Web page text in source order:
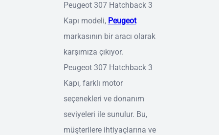
Peugeot 307 Hatchback 3
Kapı modeli, Peugeot
markasının bir aracı olarak
karşımıza çıkıyor.
Peugeot 307 Hatchback 3
Kapı, farklı motor
seçenekleri ve donanım
seviyeleri ile sunulur. Bu,
müşterilere ihtiyaçlarına ve